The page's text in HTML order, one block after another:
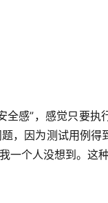
感”，感觉只要
，因为测试用例
个人没想到。这